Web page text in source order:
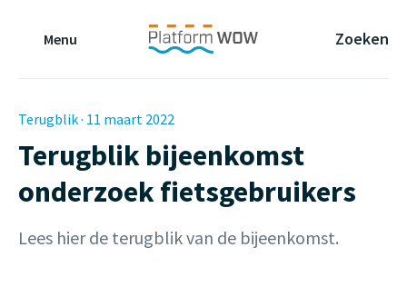
Menu
Zoeken
Terugblik · 11 maart 2022
Terugblik bijeenkomst
onderzoek fietsgebruikers
Lees hier de terugblik van de bijeenkomst.